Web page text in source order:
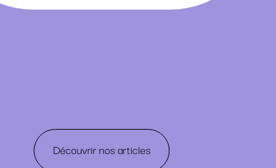
Découvrir nos articles